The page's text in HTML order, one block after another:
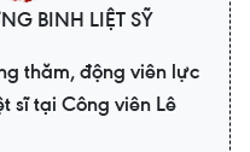
BINH LIỆT SỸ
thăm, động viên lực
sĩ tại Công viên Lê